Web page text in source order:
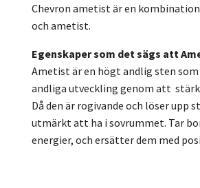
Chevron ametist är en
och ametist.
Egenskaper som det sägs att
Ametist är en högt andlig sten
andliga utveckling genom att
Då den är rogivande och löser upp
utmärkt att ha i sovrummet. Tar
energier, och ersätter dem med